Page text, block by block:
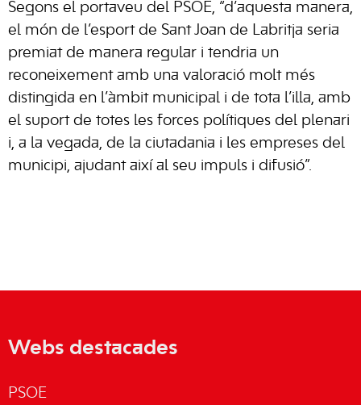
Segons el portaveu del PSOE, “d’aquesta manera,
el món de l’esport de Sant Joan de Labritja seria
premiat de manera regular i tendria un
reconeixement amb una valoració molt més
distingida en l’àmbit municipal i de tota l’illa, amb
el suport de totes les forces polítiques del plenari
i, a la vegada, de la ciutadania i les empreses del
municipi, ajudant així al seu impuls i difusió”.
Webs destacades
PSOE